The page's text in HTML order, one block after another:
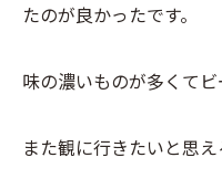
たのが良かったです。
味の濃いものが多くてビ
また観に行きたいと思え